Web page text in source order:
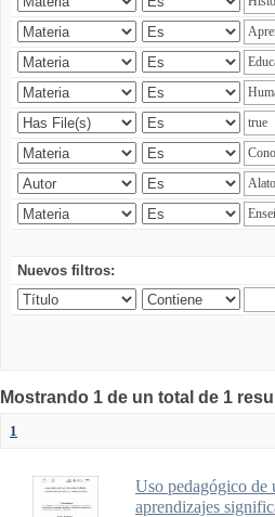
Nuevos filtros:
Mostrando 1 de un total de 1
1
Uso pedagógico de
aprendizajes